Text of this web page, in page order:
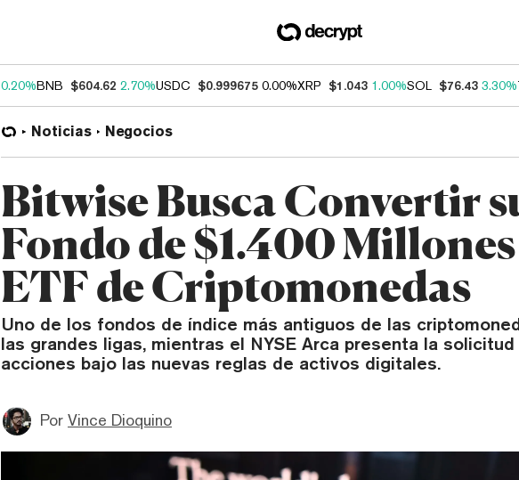
0.20%BNB $604.62 2.70%USDC $0.999675 0.00%XRP $1.043 1.00%SOL $76.43 3.30%
Noticias Negocios
Bitwise Busca Convertir
Fondo de $1.400
ETF de Criptomonedas
Uno de los fondos de índice más antiguos de las
las grandes ligas, mientras el NYSE Arca presenta la
acciones bajo las nuevas reglas de activos digitales.
Por Vince Dioquino